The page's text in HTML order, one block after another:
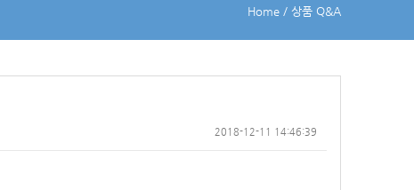
Home / 상품 Q&A
2018-12-11 14:46:39